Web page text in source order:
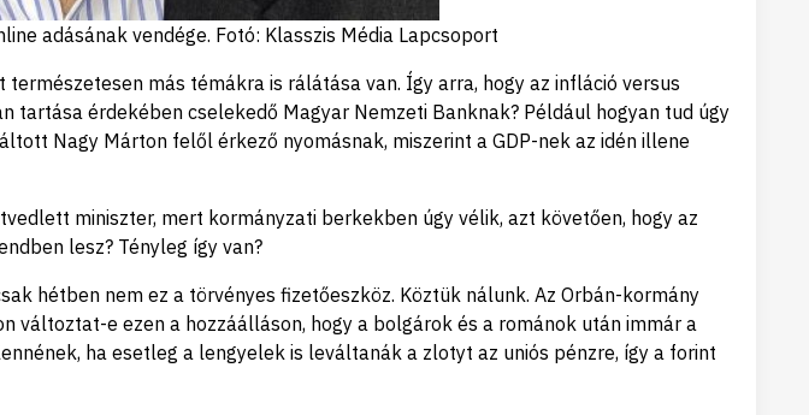
adásának vendége. Fotó: Klasszis Média Lapcsoport
más témákra is rálátása van. Így arra, hogy az infláció versus
érdekében cselekedő Magyar Nemzeti Banknak? Például hogyan tud úgy
Nagy Márton felől érkező nyomásnak, miszerint a GDP-nek az idén illene
miniszter, mert kormányzati berkekben úgy vélik, azt követően, hogy az
lesz? Tényleg így van?
hétben nem ez a törvényes fizetőeszköz. Köztük nálunk. Az Orbán-kormány
e ezen a hozzáálláson, hogy a bolgárok és a románok után immár a
ha esetleg a lengyelek is leváltanák a zlotyt az uniós pénzre, így a forint